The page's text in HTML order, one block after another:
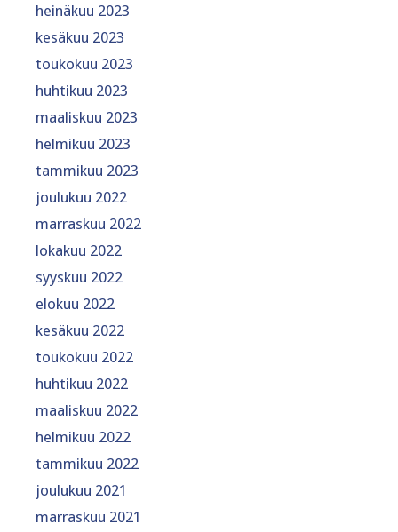
heinäkuu 2023
kesäkuu 2023
toukokuu 2023
huhtikuu 2023
maaliskuu 2023
helmikuu 2023
tammikuu 2023
joulukuu 2022
marraskuu 2022
lokakuu 2022
syyskuu 2022
elokuu 2022
kesäkuu 2022
toukokuu 2022
huhtikuu 2022
maaliskuu 2022
helmikuu 2022
tammikuu 2022
joulukuu 2021
marraskuu 2021